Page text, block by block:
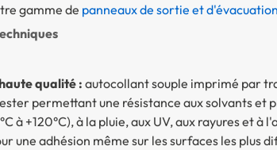
gamme de panneaux de sortie et d'évacuation
qualité : autocollant souple imprimé par
permettant une résistance aux solvants et
à +120°C), à la pluie, aux UV, aux rayures et à
une adhésion même sur les surfaces les plus